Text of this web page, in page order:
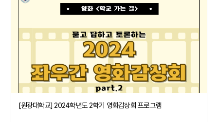
[원광대학교] 2024학년도 2학기 영화감상회 프로그램